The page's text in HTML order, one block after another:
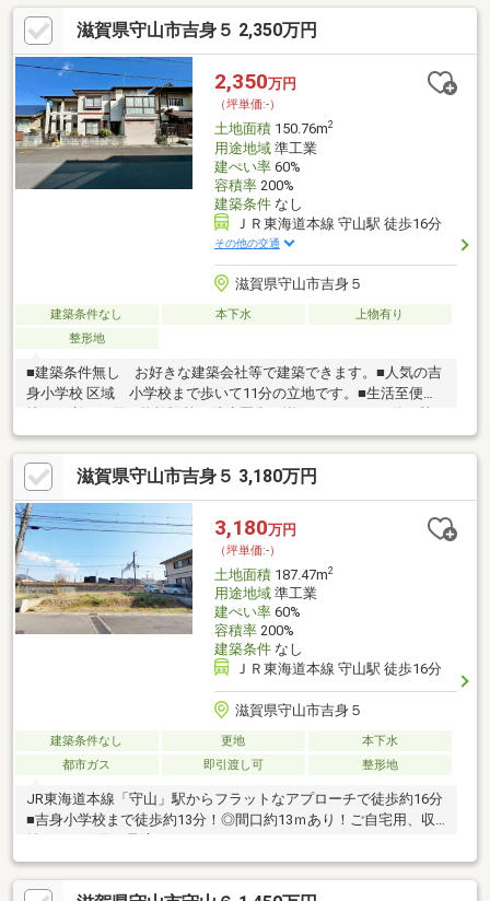
山南中学校まで徒歩11分
滋賀県守山市吉身５ 2,350万円
2,350万円
（坪単価:-）
土地面積150.76m2
用途地域準工業
建ぺい率60%
容積率200%
建築条件なし
ＪＲ東海道本線 守山駅 徒歩16分
その他の交通
滋賀県守山市吉身５
建築条件なし 本下水
上物有り
整形地
■建築条件無し お好きな建築会社等で建築できます。■人気の吉
身小学校 区域 小学校まで歩いて11分の立地です。■生活至便
地 便利なお買い物施設等が徒歩圏内に揃っています。■使い勝
手の良い整形地 様々な間取りプランでご検討いただけます。
滋賀県守山市吉身５ 3,180万円
3,180万円
（坪単価:-）
土地面積187.47m2
用途地域準工業
建ぺい率60%
容積率200%
建築条件なし
ＪＲ東海道本線 守山駅 徒歩16分
滋賀県守山市吉身５
建築条件なし 更地
本下水
都市ガス
即引渡し可 整形地
JR東海道本線「守山」駅からフラットなアプローチで徒歩約16分
■吉身小学校まで徒歩約13分！◎間口約13ｍあり！ご自宅用、収